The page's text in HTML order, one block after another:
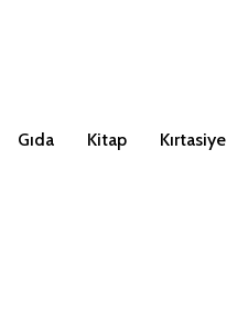
Gıda Kitap Kırtasiye